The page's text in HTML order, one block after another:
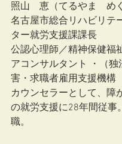
照山　恵（てるやま　め
名古屋市総合リハビリテ
ター就労支援課課長
公認心理師／精神保健福
アコンサルタント ・（独
害・求職者雇用支援機構
カウンセラーとして、障
の就労支援に28年間従事
職。